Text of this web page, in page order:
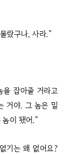
랐구나, 사라.”
을 잡아줄 거라고
거야. 그 놈은 밀
이 됐어.”
기는 왜 없어요?